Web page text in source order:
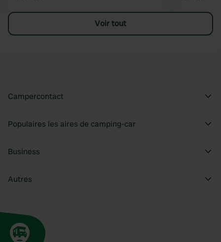
Voir tout
Campercontact
Populaires les aires de camping-car
Business
Autres